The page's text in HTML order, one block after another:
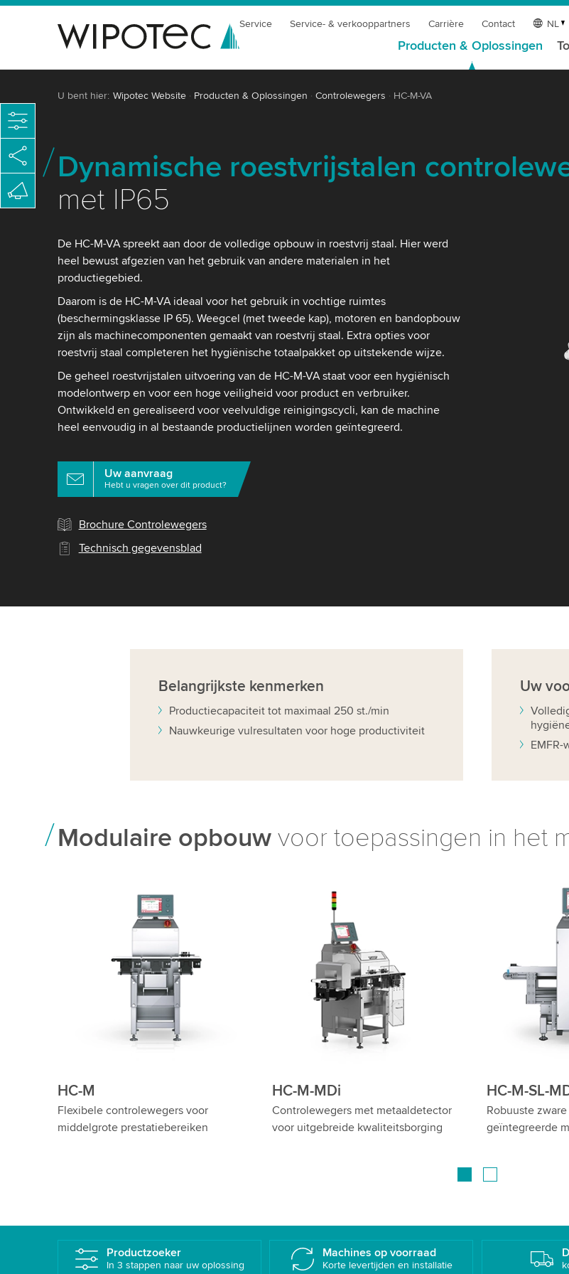
Service Service- & verkooppartners Carrière Contact NL
Producten & Oplossingen
U bent hier: Wipotec Website Producten & Oplossingen Controlewegers HC-M-VA
Dynamische roestvrijstalen
met IP65
De HC-M-VA spreekt aan door de volledige opbouw in roestvrij staal. Hier werd
heel bewust afgezien van het gebruik van andere materialen in het
productiegebied.
Daarom is de HC-M-VA ideaal voor het gebruik in vochtige ruimtes
(beschermingsklasse IP 65). Weegcel (met tweede kap), motoren en bandopbouw
zijn als machinecomponenten gemaakt van roestvrij staal. Extra opties voor
roestvrij staal completeren het hygiënische totaalpakket op uitstekende wijze.
De geheel roestvrijstalen uitvoering van de HC-M-VA staat voor een hygiënisch
modelontwerp en voor een hoge veiligheid voor product en verbruiker.
Ontwikkeld en gerealiseerd voor veelvuldige reinigingscycli, kan de machine
heel eenvoudig in al bestaande productielijnen worden geïntegreerd.
Uw aanvraag
Hebt u vragen over dit product?
Brochure Controlewegers
Technisch gegevensblad
Belangrijkste kenmerken
Productiecapaciteit tot maximaal 250 st./min
Nauwkeurige vulresultaten voor hoge productiviteit
Uw
Modulaire opbouwvoor toepassingen in het
met
HC-M-SL
Dynamische zware controlewegers
voor maximaal 60 kg
HC-M-WD
Wash Down HC-M-WD: Hoogprecieze,
hygiënische controlewegers
HC-M-
met
Productzoeker
In 3 stappen naar uw oplossing
Machines op voorraad
Korte levertijden en installatie